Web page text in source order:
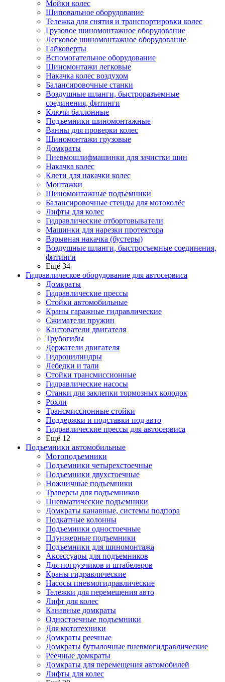
Мойки колес
Шиповальное оборудование
Тележка для снятия и транспортировки колес
Грузовое шиномонтажное оборудование
Легковое шиномонтажное оборудование
Гайковерты
Вспомогательное оборудование
Шиномонтажи легковые
Накачка колес воздухом
Балансировочные станки
Воздушные шланги, быстроразъемные
соединения, фитинги
Ключи баллонные
Подъемники шиномонтажные
Ванны для проверки колес
Шиномонтажи грузовые
Домкраты
Пневмошлифмашинки для зачистки шин
Накачка колес
Клети для накачки колес
Монтажки
Шиномонтажные подъемники
Балансировочные стенды для мотоколёс
Лифты для колес
Гидравлические отбортовыватели
Машинки для нарезки протектора
Взрывная накачка (бустеры)
Воздушные шланги, быстросъемные соединения,
фитинги
Ещё 34
Гидравлическое оборудование для автосервиса
Домкраты
Гидравлические прессы
Стойки автомобильные
Краны гаражные гидравлические
Сжиматели пружин
Кантователи двигателя
Трубогибы
Держатели двигателя
Гидроцилиндры
Лебедки и тали
Стойки трансмиссионные
Гидравлические насосы
Cтанки для заклепки тормозных колодок
Рохли
Трансмиссионные стойки
Поддержки и подставки под авто
Гидравлические прессы для автосервиса
Ещё 12
Подъемники автомобильные
Мотоподъемники
Подъемники четырехстоечные
Подъемники двухстоечные
Ножничные подъемники
Траверсы для подъемников
Пневматические подъемники
Домкраты канавные, системы подпора
Подкатные колонны
Подъемники одностоечные
Плунжерные подъемники
Подъемники для шиномонтажа
Аксессуары для подъемников
Для погрузчиков и штабелеров
Краны гидравлические
Насосы пневмогидравлические
Тележки для перемещения авто
Лифт для колес
Канавные домкраты
Одностоечные подъемники
Для мототехники
Домкраты реечные
Домкраты бутылочные пневмогидравлические
Реечные домкраты
Домкраты для перемещения автомобилей
Лифты для колес